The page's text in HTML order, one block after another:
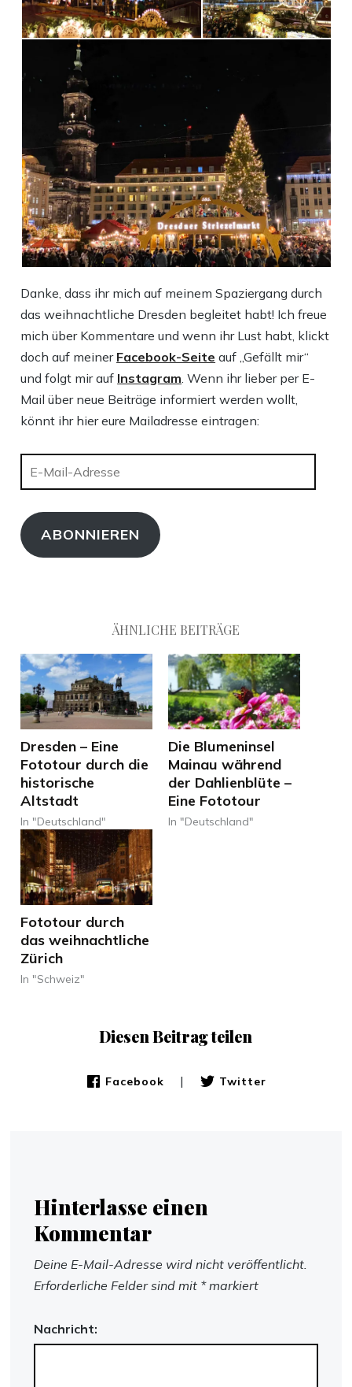
Danke, dass ihr mich auf meinem Spaziergang durch
das weihnachtliche Dresden begleitet habt! Ich freue
mich über Kommentare und wenn ihr Lust habt, klickt
doch auf meiner Facebook-Seite auf „Gefällt mir“
und folgt mir auf Instagram. Wenn ihr lieber per E-
Mail über neue Beiträge informiert werden wollt,
könnt ihr hier eure Mailadresse eintragen:
Mail-
ABONNIEREN
ÄHNLICHE BEITRÄGE
Dresden – Eine
Fototour durch die
historische
Altstadt
In "Deutschland"
Die Blumeninsel
Mainau während
der Dahlienblüte –
Eine Fototour
In "Deutschland"
Fototour durch
das weihnachtliche
Zürich
In "Schweiz"
Diesen Beitrag teilen
Facebook | Twitter
Hinterlasse einen
Kommentar
Deine E-Mail-Adresse wird nicht veröffentlicht.
Erforderliche Felder sind mit *markiert
Nachricht: